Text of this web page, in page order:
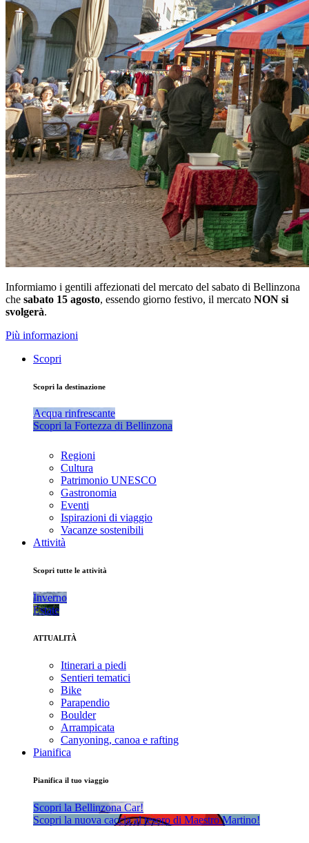
Informiamo i gentili affezionati del mercato del sabato di Bellinzona
che sabato 15 agosto, essendo giorno festivo, il mercato NON si
svolgerà.
Più informazioni
Scopri
Scopri la destinazione
Acqua rinfrescante
Scopri la Fortezza di Bellinzona
Regioni
Cultura
Patrimonio UNESCO
Gastronomia
Eventi
Ispirazioni di viaggio
Vacanze sostenibili
Attività
Scopri tutte le attività
Inverno
Estate
ATTUALITÀ
Itinerari a piedi
Sentieri tematici
Bike
Parapendio
Boulder
Arrampicata
Canyoning, canoa e rafting
Pianifica
Pianifica il tuo viaggio
Scopri la Bellinzona Car!
Scopri la nuova caccia al tesoro di Maestro Martino!